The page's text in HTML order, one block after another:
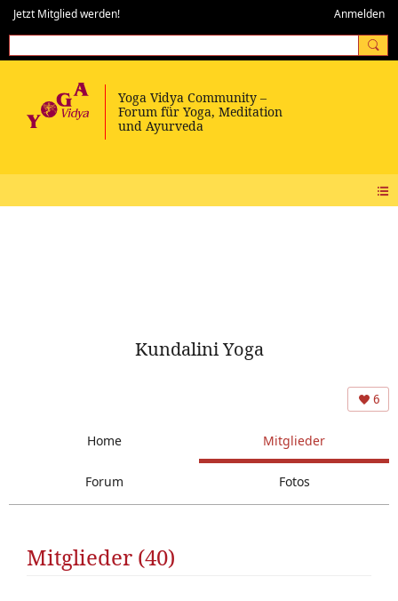
Jetzt Mitglied werden! Anmelden
Kundalini Yoga
6
Home Mitglieder
Forum Fotos
Mitglieder (40)